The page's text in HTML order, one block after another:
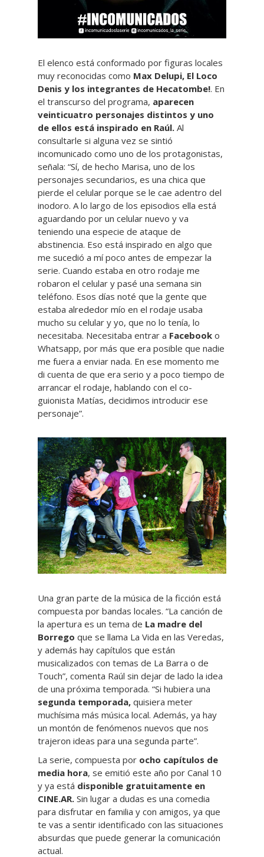
El elenco está conformado por figuras locales
muy reconocidas como Max Delupi, El Loco
Denis y los integrantes de Hecatombe!. En
el transcurso del programa, aparecen
veinticuatro personajes distintos y uno
de ellos está inspirado en Raúl. Al
consultarle si alguna vez se sintió
incomunicado como uno de los protagonistas,
señala: “Sí, de hecho Marisa, uno de los
personajes secundarios, es una chica que
pierde el celular porque se le cae adentro del
inodoro. A lo largo de los episodios ella está
aguardando por un celular nuevo y va
teniendo una especie de ataque de
abstinencia. Eso está inspirado en algo que
me sucedió a mí poco antes de empezar la
serie. Cuando estaba en otro rodaje me
robaron el celular y pasé una semana sin
teléfono. Esos días noté que la gente que
estaba alrededor mío en el rodaje usaba
mucho su celular y yo, que no lo tenía, lo
necesitaba. Necesitaba entrar a Facebook o
Whatsapp, por más que era posible que nadie
me fuera a enviar nada. En ese momento me
di cuenta de que era serio y a poco tiempo de
arrancar el rodaje, hablando con el co-
guionista Matías, decidimos introducir ese
personaje”.
Una gran parte de la música de la ficción está
compuesta por bandas locales. “La canción de
la apertura es un tema de La madre del
Borrego que se llama La Vida en las Veredas,
y además hay capítulos que están
musicalizados con temas de La Barra o de
Touch”, comenta Raúl sin dejar de lado la idea
de una próxima temporada. “Si hubiera una
segunda temporada, quisiera meter
muchísima más música local. Además, ya hay
un montón de fenómenos nuevos que nos
trajeron ideas para una segunda parte”.
La serie, compuesta por ocho capítulos de
media hora, se emitió este año por Canal 10
y ya está disponible gratuitamente en
CINE.AR. Sin lugar a dudas es una comedia
para disfrutar en familia y con amigos, ya que
te vas a sentir identificado con las situaciones
absurdas que puede generar la comunicación
actual.